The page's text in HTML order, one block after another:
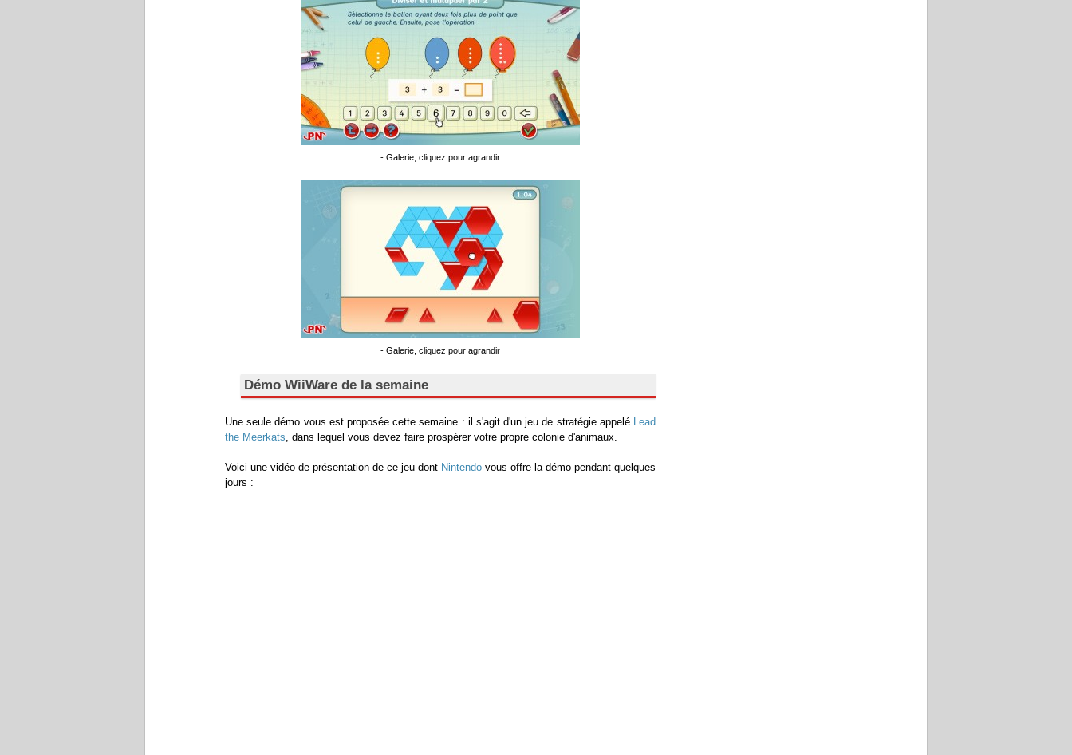
- Galerie, cliquez pour agrandir
- Galerie, cliquez pour agrandir
Démo WiiWare de la semaine
Une seule démo vous est proposée cette semaine : il s'agit d'un jeu de stratégie appelé Lead
the Meerkats, dans lequel vous devez faire prospérer votre propre colonie d'animaux.
Voici une vidéo de présentation de ce jeu dont Nintendo vous offre la démo pendant quelques
jours :